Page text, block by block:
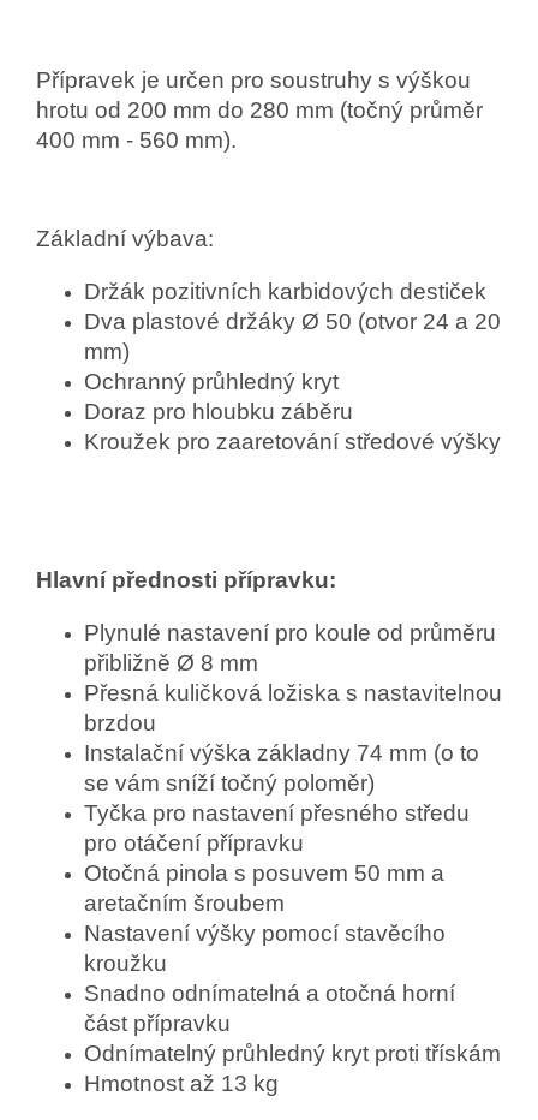
Přípravek je určen pro soustruhy s výškou
hrotu od 200 mm do 280 mm (točný průměr
400 mm - 560 mm).
Základní výbava:
Držák pozitivních karbidových destiček
Dva plastové držáky Ø 50 (otvor 24 a 20
mm)
Ochranný průhledný kryt
Doraz pro hloubku záběru
Kroužek pro zaaretování středové výšky
Hlavní přednosti přípravku:
Plynulé nastavení pro koule od průměru
přibližně Ø 8 mm
Přesná kuličková ložiska s nastavitelnou
brzdou
Instalační výška základny 74 mm (o to
se vám sníží točný poloměr)
Tyčka pro nastavení přesného středu
pro otáčení přípravku
Otočná pinola s posuvem 50 mm a
aretačním šroubem
Nastavení výšky pomocí stavěcího
kroužku
Snadno odnímatelná a otočná horní
část přípravku
Odnímatelný průhledný kryt proti třískám
Hmotnost až 13 kg